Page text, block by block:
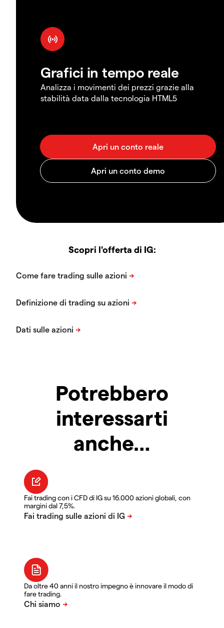
Grafici in tempo reale
Analizza i movimenti dei prezzi grazie alla
stabilità data dalla tecnologia HTML5
Scopri l'offerta di IG:
Potrebbero
interessarti
anche…
Fai trading con i CFD di IG su 16.000 azioni globali, con
margini dal 7,5%.
Da oltre 40 anni il nostro impegno è innovare il modo di
fare trading.